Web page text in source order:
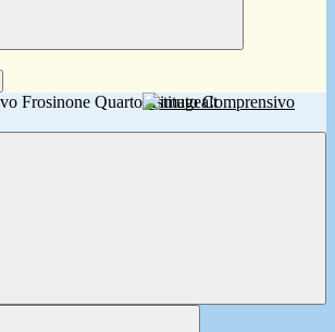
Istituto Comprensivo